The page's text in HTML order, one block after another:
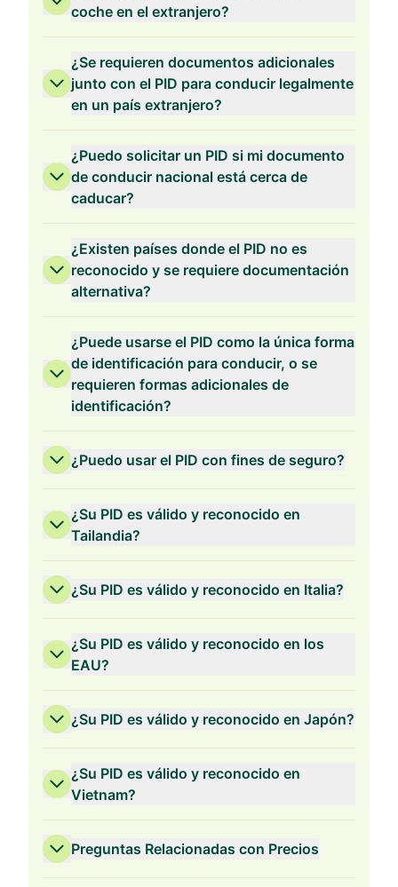
coche en el extranjero?
¿Se requieren documentos adicionales
junto con el PID para conducir legalmente
en un país extranjero?
¿Puedo solicitar un PID si mi documento
de conducir nacional está cerca de
caducar?
¿Existen países donde el PID no es
reconocido y se requiere documentación
alternativa?
¿Puede usarse el PID como la única forma
de identificación para conducir, o se
requieren formas adicionales de
identificación?
¿Puedo usar el PID con fines de seguro?
¿Su PID es válido y reconocido en
Tailandia?
¿Su PID es válido y reconocido en Italia?
¿Su PID es válido y reconocido en los
EAU?
¿Su PID es válido y reconocido en Japón?
¿Su PID es válido y reconocido en
Vietnam?
Preguntas Relacionadas con Precios